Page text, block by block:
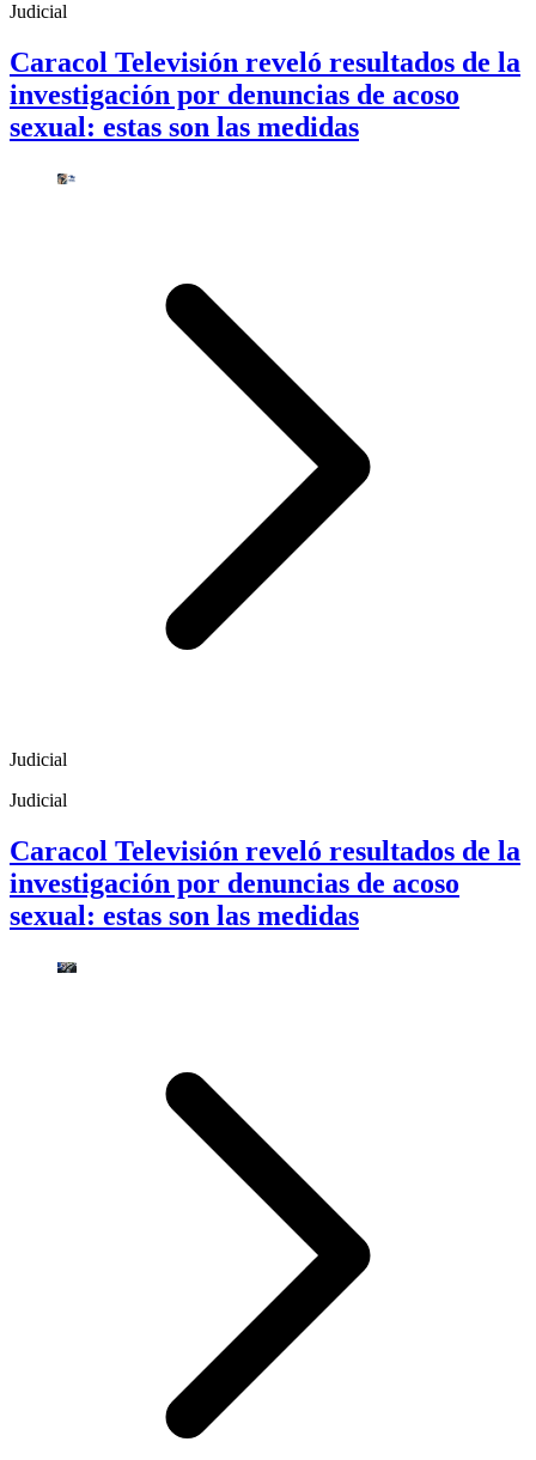
Judicial
Caracol Televisión reveló resultados de la
investigación por denuncias de acoso
sexual: estas son las medidas
Judicial
Judicial
Caracol Televisión reveló resultados de la
investigación por denuncias de acoso
sexual: estas son las medidas